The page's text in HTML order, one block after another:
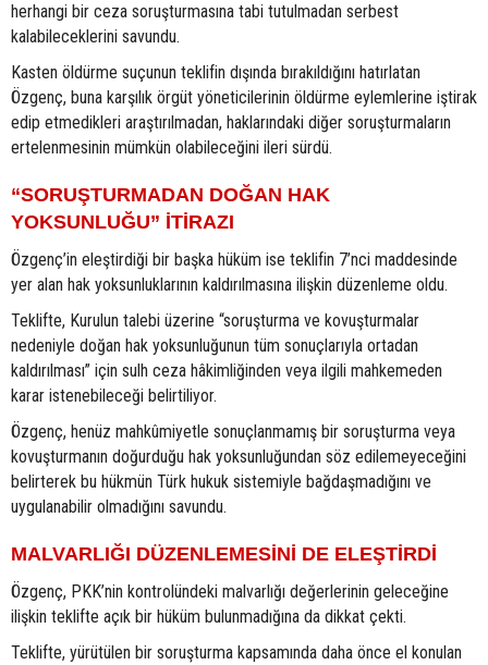
herhangi bir ceza soruşturmasına tabi tutulmadan serbest
kalabileceklerini savundu.
Kasten öldürme suçunun teklifin dışında bırakıldığını hatırlatan
Özgenç, buna karşılık örgüt yöneticilerinin öldürme eylemlerine iştirak
edip etmedikleri araştırılmadan, haklarındaki diğer soruşturmaların
ertelenmesinin mümkün olabileceğini ileri sürdü.
“SORUŞTURMADAN DOĞAN HAK
YOKSUNLUĞU” İTİRAZI
Özgenç’in eleştirdiği bir başka hüküm ise teklifin 7’nci maddesinde
yer alan hak yoksunluklarının kaldırılmasına ilişkin düzenleme oldu.
Teklifte, Kurulun talebi üzerine “soruşturma ve kovuşturmalar
nedeniyle doğan hak yoksunluğunun tüm sonuçlarıyla ortadan
kaldırılması” için sulh ceza hâkimliğinden veya ilgili mahkemeden
karar istenebileceği belirtiliyor.
Özgenç, henüz mahkûmiyetle sonuçlanmamış bir soruşturma veya
kovuşturmanın doğurduğu hak yoksunluğundan söz edilemeyeceğini
belirterek bu hükmün Türk hukuk sistemiyle bağdaşmadığını ve
uygulanabilir olmadığını savundu.
MALVARLIĞI DÜZENLEMESİNİ DE ELEŞTİRDİ
Özgenç, PKK’nin kontrolündeki malvarlığı değerlerinin geleceğine
ilişkin teklifte açık bir hüküm bulunmadığına da dikkat çekti.
Teklifte, yürütülen bir soruşturma kapsamında daha önce el konulan